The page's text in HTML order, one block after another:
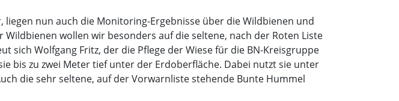
nun auch die Monitoring-Ergebnisse über die Wildbienen und
wollen wir besonders auf die seltene, nach der Roten Liste
sich Wolfgang Fritz, der die Pflege der Wiese für die BN-Kreisgruppe
bis zu zwei Meter tief unter der Erdoberfläche. Dabei nutzt sie unter
die sehr seltene, auf der Vorwarnliste stehende Bunte Hummel